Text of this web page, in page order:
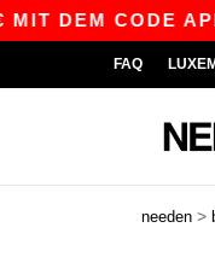
CODE APP10 –
FAQ
needen >